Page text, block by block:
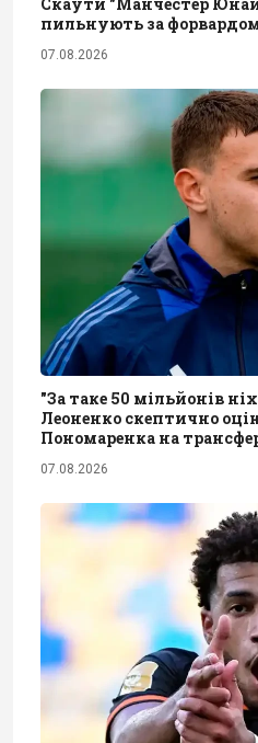
пильнують за
07.08.2026
"За таке 50 мільйонів
Леоненко скептично
Пономаренка на
07.08.2026